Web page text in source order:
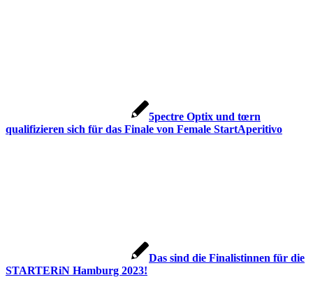
5pectre Optix und tœrn
qualifizieren sich für das Finale von Female StartAperitivo
Das sind die Finalistinnen für die
STARTERiN Hamburg 2023!